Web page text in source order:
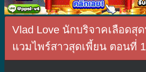
Vlad Love นักบริจาคเลือดสุ
แวมไพร์สาวสุดเพี้ยน ตอนที่